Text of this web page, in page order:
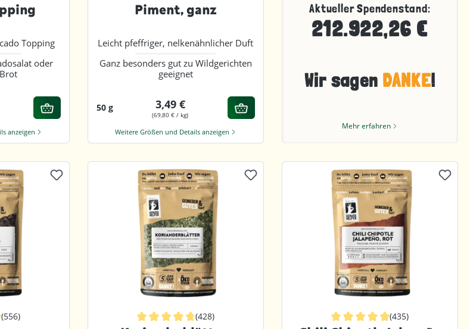
Bewertung von 4.8 von 5 Sternen
Topping
oder
anzeigen
Durchschnittliche Bewertung von 4.9 von 5 Sternen
Piment, ganz
Leicht pfeffriger, nelkenähnlicher Duft
Ganz besonders gut zu Wildgerichten
geeignet
50 g 3,49 €
(69,80 € / kg)
Weitere Größen und Details anzeigen
Aktueller Spendenstand:
212.922,26 €
Wir sagen DANKE!
Mehr erfahren
(556) (428) (435)